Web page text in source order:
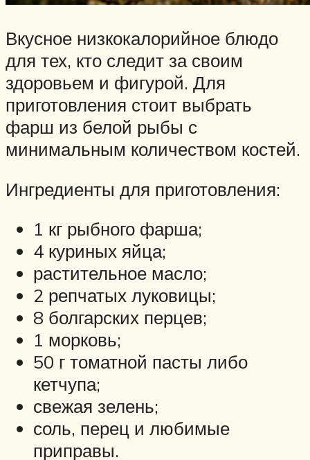
Вкусное низкокалорийное блюдо
для тех, кто следит за своим
здоровьем и фигурой. Для
приготовления стоит выбрать
фарш из белой рыбы с
минимальным количеством костей.
Ингредиенты для приготовления:
1 кг рыбного фарша;
4 куриных яйца;
растительное масло;
2 репчатых луковицы;
8 болгарских перцев;
1 морковь;
50 г томатной пасты либо
кетчупа;
свежая зелень;
соль, перец и любимые
приправы.